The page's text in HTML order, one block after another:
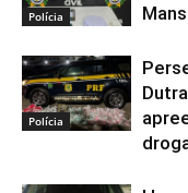
Polícia
Polícia